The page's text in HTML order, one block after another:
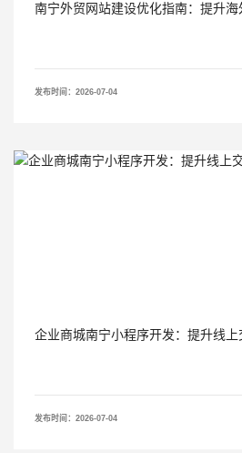
南宁外贸网站建设优化指南：提升海
发布时间：2026-07-04
企业商城南宁小程序开发：提升线
发布时间：2026-07-04